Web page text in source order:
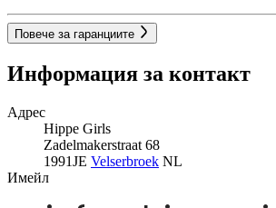
Повече за гаранциите
Информация за контакт
Адрес
Hippe Girls
Zadelmakerstraat 68
1991JE Velserbroek NL
Имейл